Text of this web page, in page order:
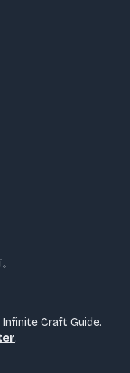
Craft Guide.
.